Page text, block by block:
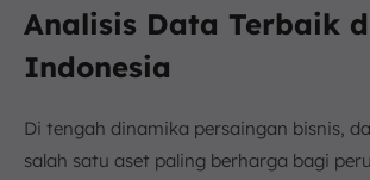
Analisis Data Terbaik
Indonesia
Di tengah dinamika persaingan bisnis,
salah satu aset paling berharga bagi